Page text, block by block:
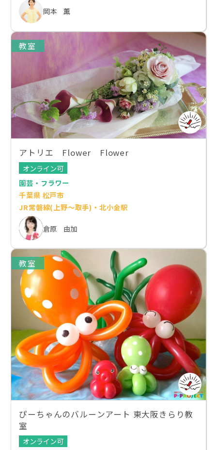
岡本 薫
教室
アトリエ Flower Flower
オンライン可
園芸・フラワー
千葉県 松戸市
JR常磐線(上野～取手)・北小金駅
倉原 由加
教室
ぴーちゃんのバルーンアート 東大阪きらり教
室
オンライン可